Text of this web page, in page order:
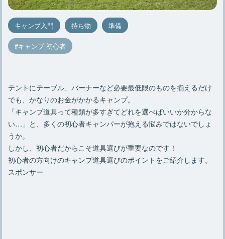
キャンプ入門 持ち物 準備
キャンプ 初心者
テントにテーブル、バーナーなど必要最低限のものを揃えるだけ
でも、かなりのお金がかかるキャンプ。
「キャンプ道具って種類が多すぎてどれを選べばいいか分からな
い…」と、多くの初心者キャンパーが抱える悩みではないでしょ
うか。
しかし、初心者だからこそ道具選びが重要なのです！
初心者の方向けのキャンプ道具選びのポイントをご紹介します。
スポンサー